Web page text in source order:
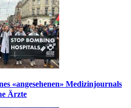
«angesehenen» Medizinjournals
Ärzte